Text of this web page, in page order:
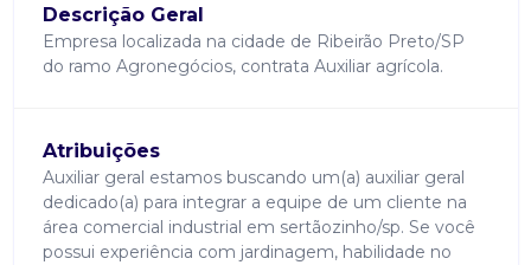
Descrição Geral
Empresa localizada na cidade de Ribeirão Preto/SP
do ramo Agronegócios, contrata Auxiliar agrícola.
Atribuições
Auxiliar geral estamos buscando um(a) auxiliar geral
dedicado(a) para integrar a equipe de um cliente na
área comercial industrial em sertãozinho/sp. Se você
possui experiência com jardinagem, habilidade no